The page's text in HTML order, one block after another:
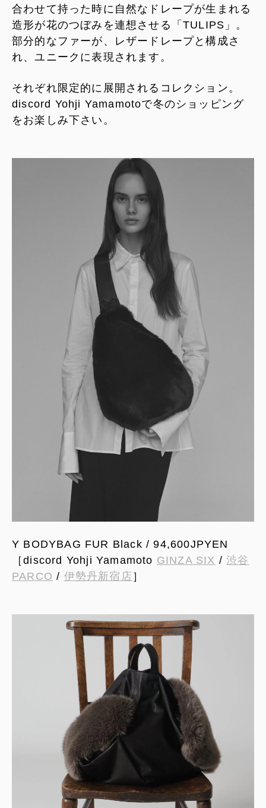
合わせて持った時に自然なドレープが生まれる
造形が花のつぼみを連想させる「TULIPS」。
部分的なファーが、レザードレープと構成さ
れ、ユニークに表現されます。
それぞれ限定的に展開されるコレクション。
discord Yohji Yamamotoで冬のショッピング
をお楽しみ下さい。
Y BODYBAG FUR Black / 94,600JPYEN
［discord Yohji Yamamoto GINZA SIX /渋谷
PARCO / 伊勢丹新宿店 ］